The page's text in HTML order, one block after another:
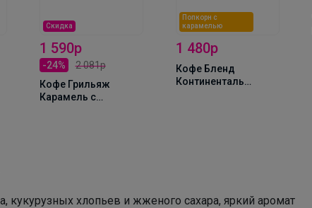
Скидка
1 590р
-24%
2 081р
Кофе Грильяж
Карамель с
Попкорн с
карамелью
1 480р
Кофе Бленд
Континенталь
кукурузных хлопьев и жженого сахара, яркий аромат